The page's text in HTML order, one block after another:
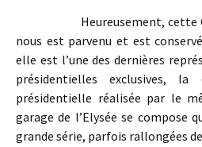
Heureusement, cette
nous est parvenu et est
elle est l’une des dernières
présidentielles exclusives,
présidentielle réalisée par le
garage de l’Elysée se compose
grande série, parfois rallongées